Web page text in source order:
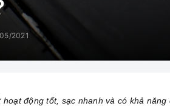
2021
động tốt, sạc nhanh và có khả